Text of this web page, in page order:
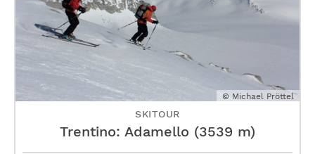
© Michael Pröttel
SKITOUR
Trentino: Adamello (3539 m)